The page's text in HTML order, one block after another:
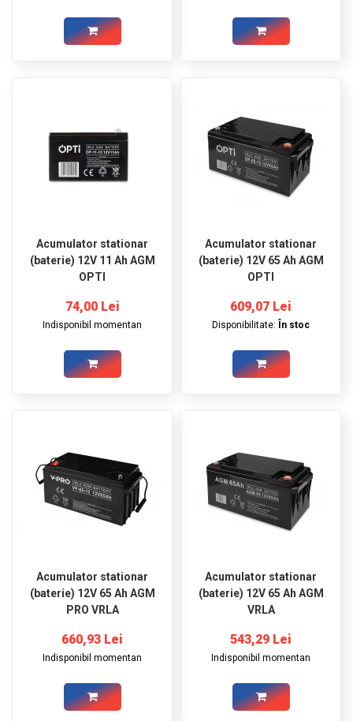
Acumulator stationar
(baterie) 12V 11 Ah AGM
OPTI
74,00 Lei
Indisponibil momentan
Acumulator stationar
(baterie) 12V 65 Ah AGM
OPTI
609,07 Lei
Disponibilitate: În stoc
Acumulator stationar
(baterie) 12V 65 Ah AGM
PRO VRLA
660,93 Lei
Indisponibil momentan
Acumulator stationar
(baterie) 12V 65 Ah AGM
VRLA
543,29 Lei
Indisponibil momentan